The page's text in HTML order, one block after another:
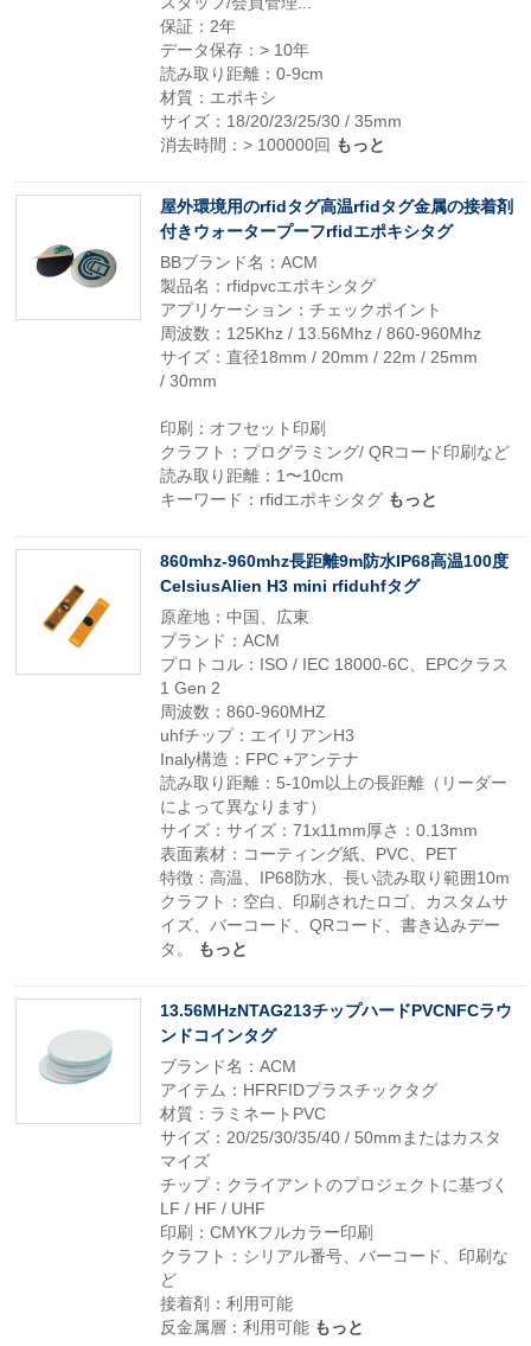
保証：2年
データ保存：> 10年
読み取り距離：0-9cm
材質：エポキシ
サイズ：18/20/23/25/30 / 35mm
消去時間：> 100000回 もっと
屋外環境用のrfidタグ高温rfidタグ金属の接着剤
付きウォータープーフrfidエポキシタグ
BBブランド名：ACM
製品名：rfidpvcエポキシタグ
アプリケーション：チェックポイント
周波数：125Khz / 13.56Mhz / 860-960Mhz
サイズ：直径18mm / 20mm / 22m / 25mm
/ 30mm
印刷：オフセット印刷
クラフト：プログラミング/ QRコード印刷など
読み取り距離：1〜10cm
キーワード：rfidエポキシタグ もっと
860mhz-960mhz長距離9m防水IP68高温100度
CelsiusAlien H3 mini rfiduhfタグ
原産地：中国、広東
ブランド：ACM
プロトコル：ISO / IEC 18000-6C、EPCクラス
1 Gen 2
周波数：860-960MHZ
uhfチップ：エイリアンH3
Inaly構造：FPC +アンテナ
読み取り距離：5-10m以上の長距離（リーダー
によって異なります）
サイズ：サイズ：71x11mm厚さ：0.13mm
表面素材：コーティング紙、PVC、PET
特徴：高温、IP68防水、長い読み取り範囲10m
クラフト：空白、印刷されたロゴ、カスタムサ
イズ、バーコード、QRコード、書き込みデー
タ。
もっと
13.56MHzNTAG213チップハードPVCNFCラウ
ンドコインタグ
ブランド名：ACM
アイテム：HFRFIDプラスチックタグ
材質：ラミネートPVC
サイズ：20/25/30/35/40 / 50mmまたはカスタ
マイズ
チップ：クライアントのプロジェクトに基づく
LF / HF / UHF
印刷：CMYKフルカラー印刷
クラフト：シリアル番号、バーコード、印刷な
ど
接着剤：利用可能
反金属層：利用可能 もっと